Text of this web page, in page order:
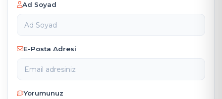
Ad Soyad
E-Posta Adresi
Yorumunuz